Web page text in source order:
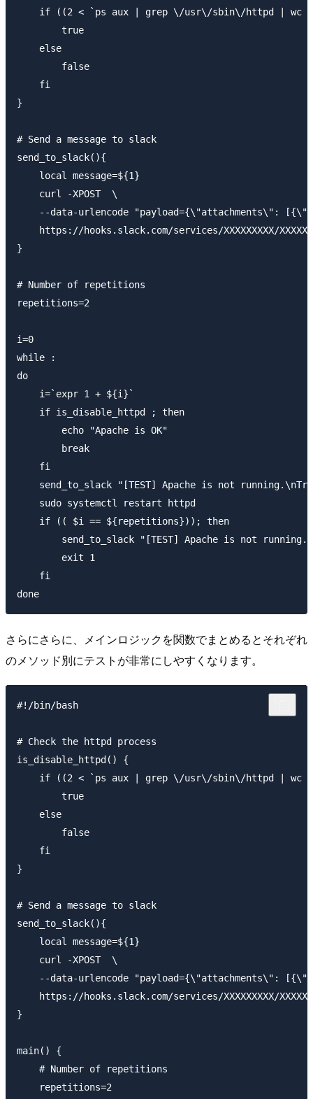
if ((2 < `ps aux | grep \/usr\/sbin\/httpd | wc
        true
    else
        false
    fi
}
# Send a message to slack
send_to_slack(){
    local message=${1}
    curl -XPOST  \
--data-urlencode "payload={\"attachments\":
https://hooks.slack.com/services/XXXXXXXXX/
}
# Number of repetitions
repetitions=2
i=0
while :
do
    i=`expr 1 + ${i}`
    if is_disable_httpd ; then
        echo "Apache is OK"
        break
    fi
send_to_slack "[TEST] Apache is not
    sudo systemctl restart httpd
    if (( $i == ${repetitions})); then
        send_to_slack "[TEST] Apache is not running."
        exit 1
    fi
さらにさらに、メインロジックを関数でまとめるとそれぞれ
のメソッド別にテストが非常にしやすくなります。
#!/bin/bash
# Check the httpd process
is_disable_httpd() {
if ((2 < `ps aux | grep \/usr\/sbin\/httpd | wc
        true
    else
        false
    fi
}
# Send a message to slack
send_to_slack(){
    local message=${1}
    curl -XPOST  \
--data-urlencode "payload={\"attachments\":
https://hooks.slack.com/services/XXXXXXXXX/
}
main() {
    # Number of repetitions
    repetitions=2